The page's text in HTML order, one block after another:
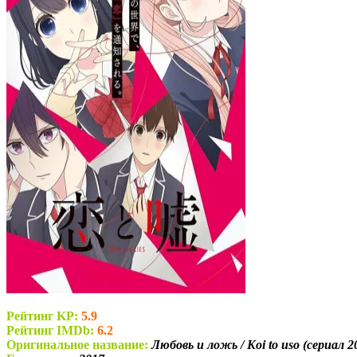
Рейтинг KP: 5.9
Рейтинг IMDb: 6.2
Оригинальное название: Любовь и ложь / Koi to uso (сериал